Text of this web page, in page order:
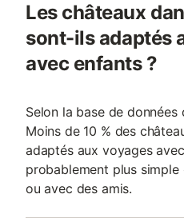
Les châteaux
sont-ils adaptés
avec enfants ?
Selon la base de données
Moins de 10 % des
adaptés aux voyages
probablement plus
ou avec des amis.